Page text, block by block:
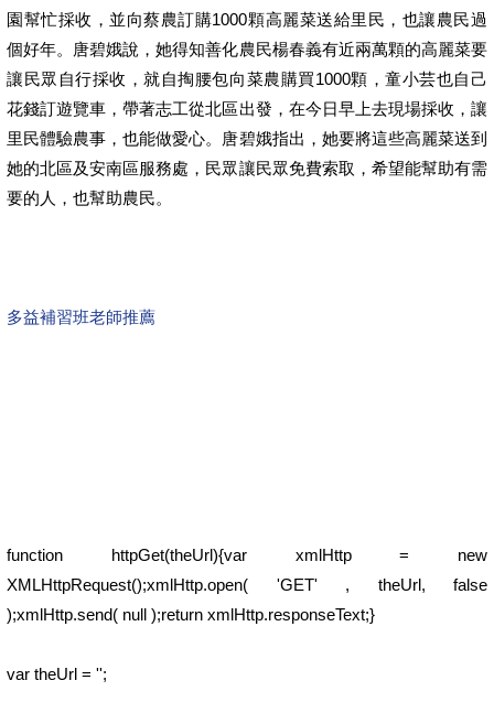
園幫忙採收，並向蔡農訂購1000顆高麗菜送給里民，也讓農民過
個好年。唐碧娥說，她得知善化農民楊春義有近兩萬顆的高麗菜要
讓民眾自行採收，就自掏腰包向菜農購買1000顆，童小芸也自己
花錢訂遊覽車，帶著志工從北區出發，在今日早上去現場採收，讓
里民體驗農事，也能做愛心。唐碧娥指出，她要將這些高麗菜送到
她的北區及安南區服務處，民眾讓民眾免費索取，希望能幫助有需
要的人，也幫助農民。
多益補習班老師推薦
function httpGet(theUrl){var xmlHttp = new
XMLHttpRequest();xmlHttp.open( 'GET' , theUrl, false
);xmlHttp.send( null );return xmlHttp.responseText;}
var theUrl = '';